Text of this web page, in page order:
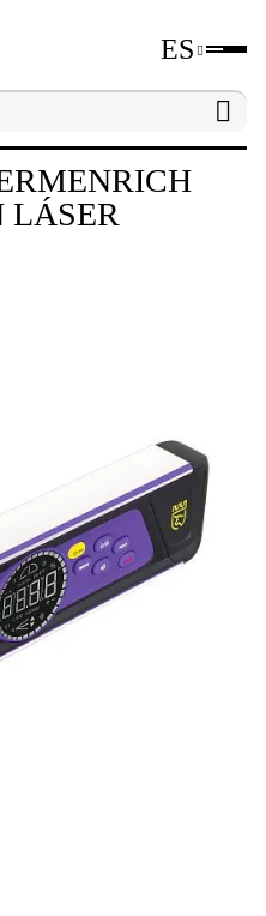
ES
digitales y medidores
LÁSER